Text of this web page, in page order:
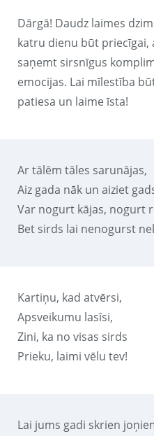
Dārgā! Daudz laimes
katru dienu būt priecīgai,
saņemt sirsnīgus
emocijas. Lai mīlestība
patiesa un laime īsta!
Ar tālēm tāles sarunājas,
Aiz gada nāk un aiziet
Var nogurt kājas, nogurt
Bet sirds lai nenogurst
Kartiņu, kad atvērsi,
Apsveikumu lasīsi,
Zini, ka no visas sirds
Prieku, laimi vēlu tev!
Lai jums gadi skrien